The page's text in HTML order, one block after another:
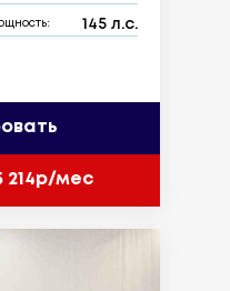
145 л.с.
214р/мес